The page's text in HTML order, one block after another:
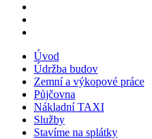
Úvod
Údržba budov
Zemní a výkopové práce
Půjčovna
Nákladní TAXI
Služby
Stavíme na splátky